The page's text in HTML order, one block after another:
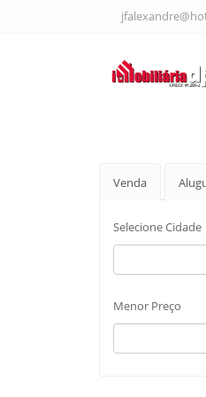
Venda
Selecione Cidade
Menor Preço